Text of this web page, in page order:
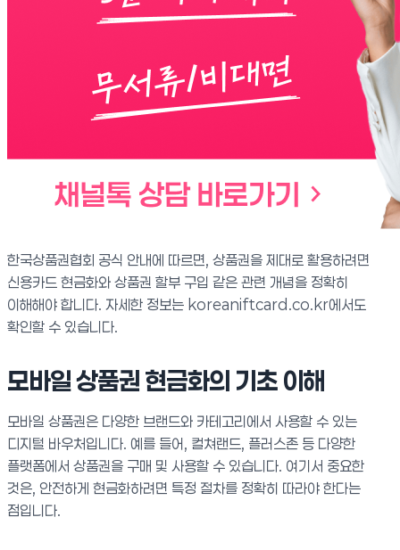
한국상품권협회 공식 안내에 따르면, 상품권을 제대로 활용하려면
신용카드 현금화와 상품권 할부 구입 같은 관련 개념을 정확히
이해해야 합니다. 자세한 정보는 koreaniftcard.co.kr에서도
확인할 수 있습니다.
모바일 상품권 현금화의 기초 이해
모바일 상품권은 다양한 브랜드와 카테고리에서 사용할 수 있는
디지털 바우처입니다. 예를 들어, 컬쳐랜드, 플러스존 등 다양한
플랫폼에서 상품권을 구매 및 사용할 수 있습니다. 여기서 중요한
것은, 안전하게 현금화하려면 특정 절차를 정확히 따라야 한다는
점입니다.